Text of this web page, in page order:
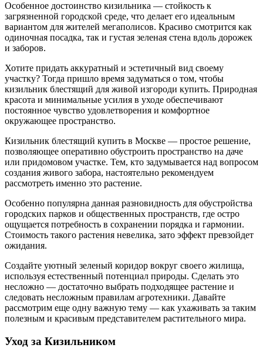
Особенное достоинство кизильника — стойкость к
загрязненной городской среде, что делает его идеальным
вариантом для жителей мегаполисов. Красиво смотрится как
одиночная посадка, так и густая зеленая стена вдоль дорожек
и заборов.
Хотите придать аккуратный и эстетичный вид своему
участку? Тогда пришло время задуматься о том, чтобы
кизильник блестящий для живой изгороди купить. Природная
красота и минимальные усилия в уходе обеспечивают
постоянное чувство удовлетворения и комфортное
окружающее пространство.
Кизильник блестящий купить в Москве — простое решение,
позволяющее оперативно обустроить пространство на даче
или придомовом участке. Тем, кто задумывается над вопросом
создания живого забора, настоятельно рекомендуем
рассмотреть именно это растение.
Особенно популярна данная разновидность для обустройства
городских парков и общественных пространств, где остро
ощущается потребность в сохранении порядка и гармонии.
Стоимость такого растения невелика, зато эффект превзойдет
ожидания.
Создайте уютный зеленый коридор вокруг своего жилища,
используя естественный потенциал природы. Сделать это
несложно — достаточно выбрать подходящее растение и
следовать несложным правилам агротехники. Давайте
рассмотрим еще одну важную тему — как ухаживать за таким
полезным и красивым представителем растительного мира.
Уход за Кизильником